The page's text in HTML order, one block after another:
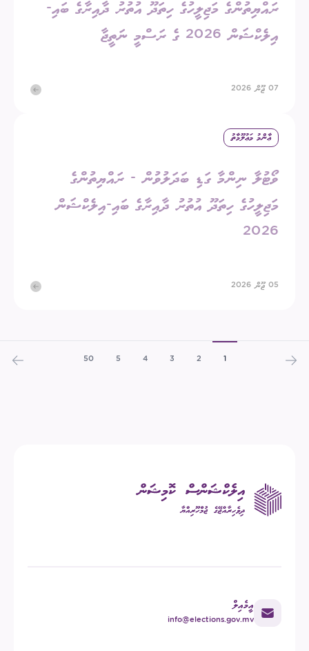
ރައްޔިތުންގެ މަޖިލީހުގެ ހިތަދޫ އުތުރު ދާއިރާގެ ބައި-
އިލެކްޝަން 2026 ގެ ރަސްމީ ނަތީޖާ
07 ޖޫން 2026
ޢާންމު މަޢުލޫމާތު
ވޯޓުލާ ނިންމާ ގަޑި ބަދަލުވުން - ރައްޔިތުންގެ
މަޖިލީހުގެ ހިތަދޫ އުތުރު ދާއިރާގެ ބައި-އިލެކްޝަން
2026
05 ޖޫން 2026
1
2
3
4
5
50
އީމެއިލް
info@elections.gov.mv